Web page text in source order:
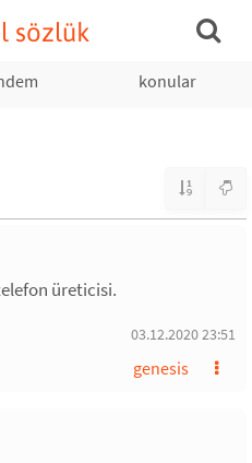
sözlük
konular
üreticisi.
03.12.2020 23:51
genesis